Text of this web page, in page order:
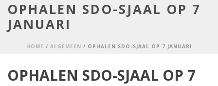
OPHALEN SDO-SJAAL OP 7
JANUARI
HOME / ALGEMEEN / OPHALEN SDO-SJAAL OP 7 JANUARI
OPHALEN SDO-SJAAL OP 7